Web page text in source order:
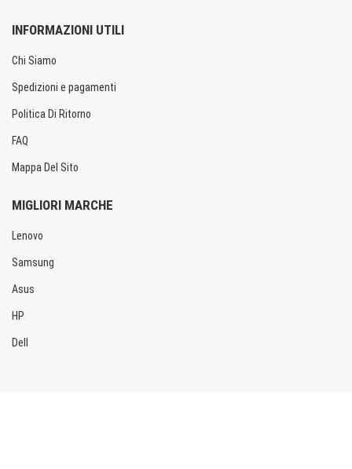
INFORMAZIONI UTILI
Chi Siamo
Spedizioni e pagamenti
Politica Di Ritorno
FAQ
Mappa Del Sito
MIGLIORI MARCHE
Lenovo
Samsung
Asus
HP
Dell